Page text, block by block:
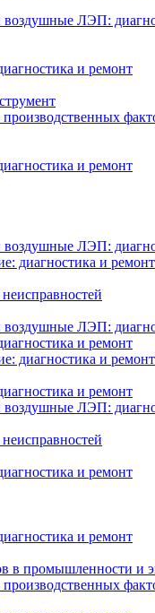
ЛЭП:
и ремонт
и ремонт
ЛЭП:
диагностика и ремонт
ЛЭП:
и ремонт
диагностика и ремонт
и ремонт
ЛЭП:
и ремонт
и ремонт
в промышленности и